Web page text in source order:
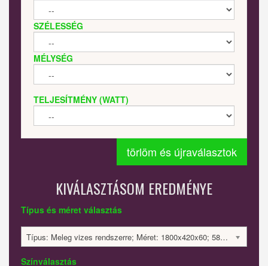
SZÉLESSÉG
MÉLYSÉG
TELJESÍTMÉNY (WATT)
törlöm és újraválasztok
KIVÁLASZTÁSOM EREDMÉNYE
Típus és méret választás
Típus: Meleg vizes rendszerre; Méret: 1800x420x60; 584 Watt; 542016 Ft
Színválasztás